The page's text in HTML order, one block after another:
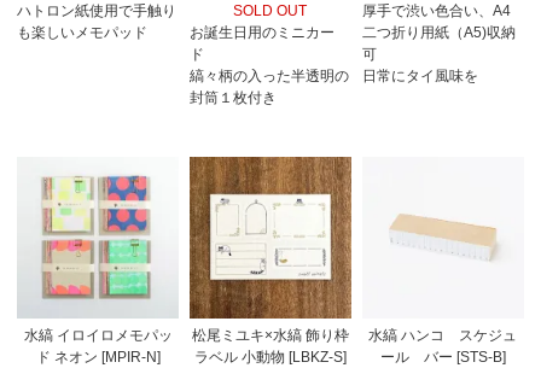
ハトロン紙使用で手触り
も楽しいメモパッド
SOLD OUT
お誕生日用のミニカー
ド
縞々柄の入った半透明の
封筒１枚付き
厚手で渋い色合い、A4
二つ折り用紙（A5)収納
可
日常にタイ風味を
水縞 イロイロメモパッ
ド ネオン [MPIR-N]
松尾ミユキ×水縞 飾り枠
ラベル 小動物 [LBKZ-S]
水縞 ハンコ スケジュ
ール バー [STS-B]